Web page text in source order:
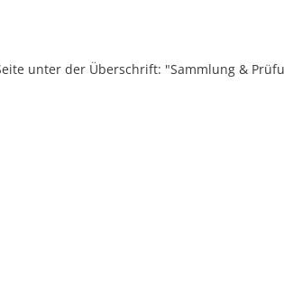
unter der Überschrift: "Sammlung &